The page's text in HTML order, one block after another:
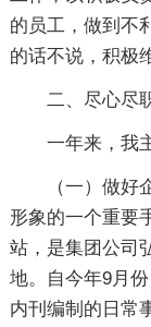
的员工，做到不
的话不说，积极
二、尽心尽
一年来，我
（一）做
形象的一个重要
站，是集团公司
地。自今年9月
内刊编制的日常